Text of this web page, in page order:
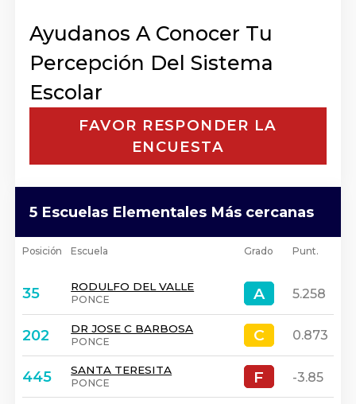
Ayudanos A Conocer Tu
Percepción Del Sistema
Escolar
FAVOR RESPONDER LA
ENCUESTA
5 Escuelas Elementales Más cercanas
Posición Escuela Grado Punt.
35 RODULFO DEL VALLE
PONCE A
A 5.258
202 DR JOSE C BARBOSA
PONCE C
C 0.873
445 SANTA TERESITA
PONCE F
F -3.85